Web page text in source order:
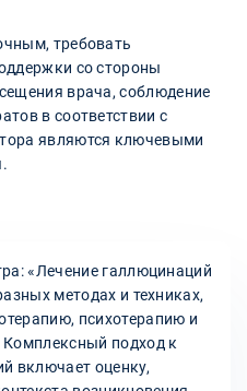
требовать
со стороны
врача, соблюдение
в соответствии с
являются ключевыми
«Лечение галлюцинаций
методах и техниках,
психотерапию и
подход к
включает оценку,